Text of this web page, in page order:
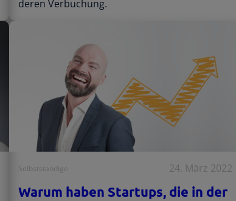
deren Verbuchung.
Selbstständige 24. März 2022
Warum haben Startups, die in der